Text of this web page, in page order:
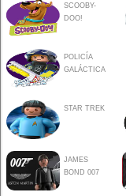
SCOOBY-
DOO!
POLICÍA
GALÁCTICA
STAR TREK
JAMES
BOND 007